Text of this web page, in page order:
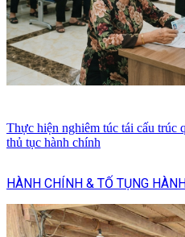
Thực hiện nghiêm túc tái cấu trúc
thủ tục hành chính
HÀNH CHÍNH & TỐ TỤNG